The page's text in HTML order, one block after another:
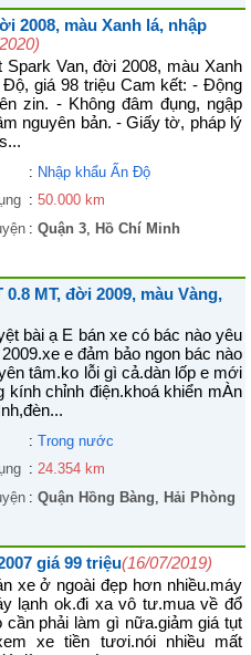
2008, màu Xanh lá, nhập
Spark Van, đời 2008, màu Xanh
Độ, giá 98 triệu Cam kết: - Động
zin. - Không đâm đụng, ngập
nguyên bản. - Giấy tờ, pháp lý
: Nhập khẩu Ấn Độ
: 50.000 km
: Quận 3, Hồ Chí Minh
MT, đời 2009, màu Vàng,
bài ạ E bán xe có bác nào yêu
e đảm bảo ngon bác nào
tâm.ko lỗi gì cả.dàn lốp e mới
kính chỉnh điện.khoá khiển mÀn
: Trong nước
: 24.354 km
: Quận Hồng Bàng, Hải Phòng
giá 99 triệu(16/07/2019)
xe ở ngoài đẹp hơn nhiều.máy
lạnh ok.đi xa vô tư.mua về đổ
phải làm gì nữa.giảm giá tụt
xe tiền tươi.nói nhiều mất